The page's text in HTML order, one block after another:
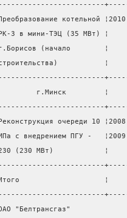
котельной
3 в мини-ТЭЦ (35
(начало
г.Минск
очереди 10
с внедрением ПГУ -
(230 МВт)
¦
"Белтрансгаз"